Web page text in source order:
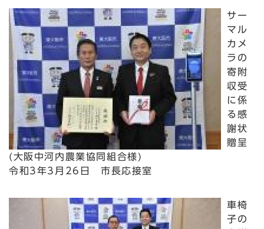
サー
マル
カメ
ラの
寄附
収受
に係
る感
謝状
贈呈
(大阪中河内農業協同組合様)
令和3年3月26日 市長応接室
車椅
子の